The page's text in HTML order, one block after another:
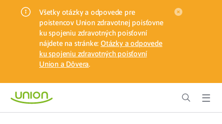
Všetky otázky a odpovede pre
poistencov Union zdravotnej poisťovne
ku spojeniu zdravotných poisťovní
nájdete na stránke: Otázky a odpovede
ku spojeniu zdravotných poisťovní
Union a Dôvera.